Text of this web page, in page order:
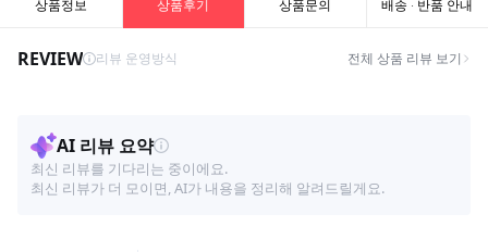
상품정보 상품후기 상품문의 배송 · 반품 안내